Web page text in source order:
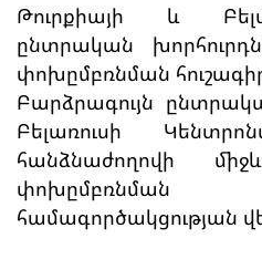
Թուրքիայի և
ընտրական
փոխըմբռնման
Բարձրագույն
Բելառուսի
հանձնաժողովի
համագործակցության